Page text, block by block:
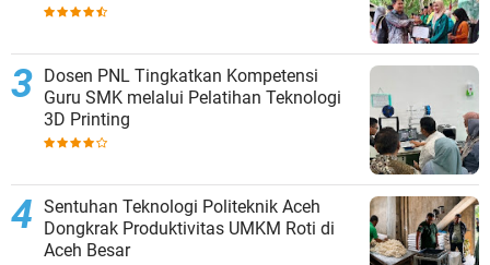
Dosen PNL Tingkatkan Kompetensi
Guru SMK melalui Pelatihan Teknologi
3D Printing
Sentuhan Teknologi Politeknik Aceh
Dongkrak Produktivitas UMKM Roti di
Aceh Besar